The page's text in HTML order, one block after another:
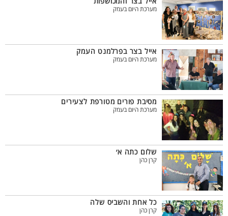
מערכת היום בעמק
אייל בצר בפרלמנט העמק
מערכת היום בעמק
מסיבת פורים מטורפת לצעירים
מערכת היום בעמק
שלום כתה א׳
קרן כהן
כל אחת והשביס שלה
קרן כהן